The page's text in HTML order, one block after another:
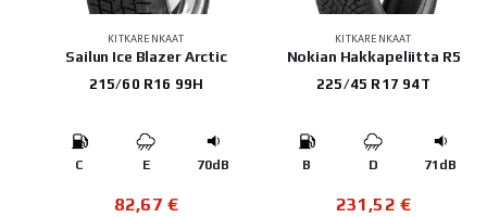
KITKARENKAAT
Sailun Ice Blazer Arctic
215/60 R16 99H
C E 70dB
82,67 €
KITKARENKAAT
Nokian Hakkapeliitta R5
225/45 R17 94T
B D 71dB
231,52€